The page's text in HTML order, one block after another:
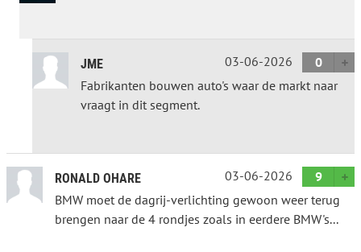
JME 03-06-2026
0
Fabrikanten bouwen auto's waar de markt naar
vraagt in dit segment.
RONALD OHARE 03-06-2026
9
BMW moet de dagrij-verlichting gewoon weer terug
brengen naar de 4 rondjes zoals in eerdere BMW's...